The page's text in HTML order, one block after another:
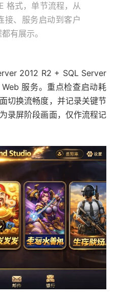
格式，单节流程，从
接、服务启动到客户
有展示。
2012 R2 + SQL Server
服务。重点检查启动耗
切换流畅度，并记录关键节
录屏阶段画面，仅作流程记